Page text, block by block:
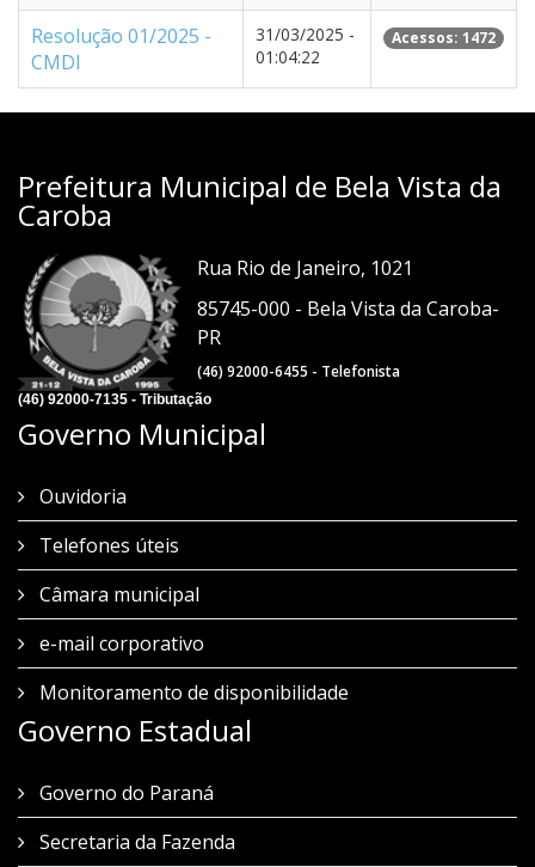
Resolução 01/2025 -
CMDI
31/03/2025 -
01:04:22
Acessos: 1472
Prefeitura Municipal de Bela Vista da
Caroba
Rua Rio de Janeiro, 1021
85745-000 - Bela Vista da Caroba-
PR
(46) 92000-6455 - Telefonista
(46) 92000-7135 - Tributação
Governo Municipal
Ouvidoria
Telefones úteis
Câmara municipal
e-mail corporativo
Monitoramento de disponibilidade
Governo Estadual
Governo do Paraná
Secretaria da Fazenda